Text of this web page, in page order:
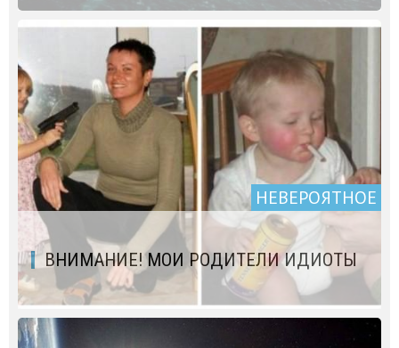
НЕВЕРОЯТНОЕ
ВНИМАНИЕ! МОИ РОДИТЕЛИ ИДИОТЫ